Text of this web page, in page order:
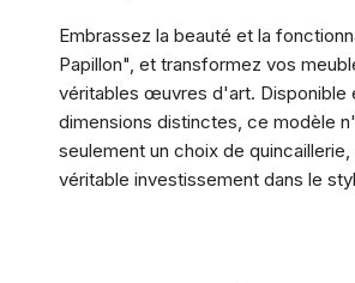
Embrassez la beauté et la
Papillon", et transformez vos
véritables œuvres d'art. Disponible
dimensions distinctes, ce modèle
seulement un choix de quincaillerie,
véritable investissement dans le